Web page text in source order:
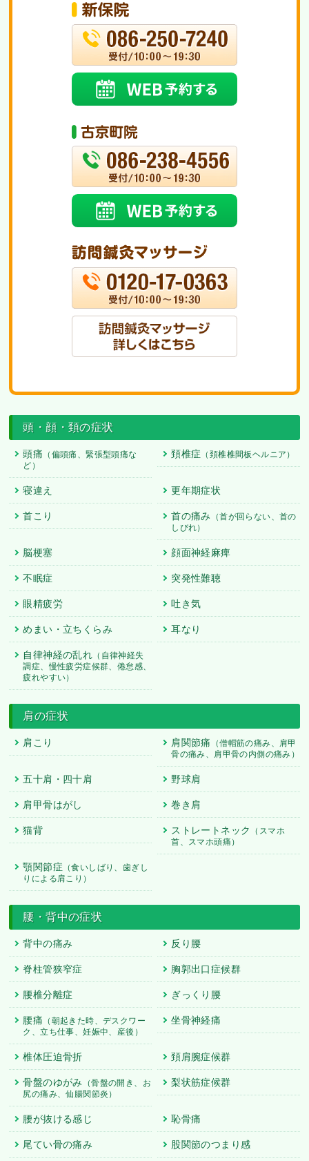
頭・顔・頚の症状
頭痛 （偏頭痛、緊張型頭痛な
ど）
頚椎症 （頚椎椎間板ヘルニア）
寝違え 更年期症状
首こり 首の痛み
（首が回らない、首の
しびれ）
脳梗塞 顔面神経麻痺
不眠症 突発性難聴
眼精疲労 吐き気
めまい・立ちくらみ 耳なり
自律神経の乱れ （自律神経失
調症、慢性疲労症候群、倦怠感、
疲れやすい）
肩の症状
肩こり 肩関節痛
（僧帽筋の痛み、肩甲
骨の痛み、肩甲骨の内側の痛み）
五十肩・四十肩 野球肩
肩甲骨はがし 巻き肩
猫背 ストレートネック
（スマホ
首、スマホ頭痛）
顎関節症 （食いしばり、歯ぎし
りによる肩こり）
腰・背中の症状
背中の痛み 反り腰
脊柱管狭窄症 胸郭出口症候群
腰椎分離症 ぎっくり腰
腰痛 （朝起きた時、デスクワー
ク、立ち仕事、妊娠中、産後）
坐骨神経痛
椎体圧迫骨折 頚肩腕症候群
骨盤のゆがみ
（骨盤の開き、お
尻の痛み、仙腸関節炎）
梨状筋症候群
腰が抜ける感じ 恥骨痛
尾てい骨の痛み 股関節のつまり感